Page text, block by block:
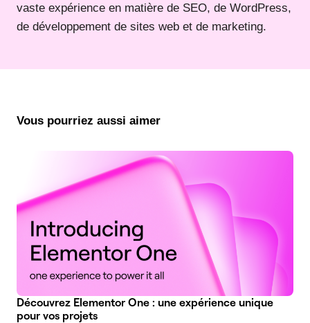
vaste expérience en matière de SEO, de WordPress,
de développement de sites web et de marketing.
Vous pourriez aussi aimer
Découvrez Elementor One : une expérience unique
pour vos projets